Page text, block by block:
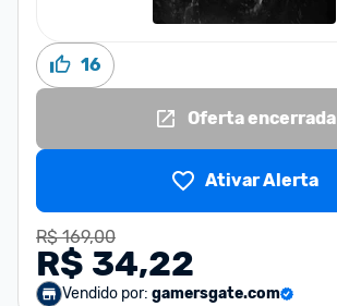
16
Oferta encerrada
Ativar Alerta
R$ 169,00
R$ 34,22
Vendido por: gamersgate.com